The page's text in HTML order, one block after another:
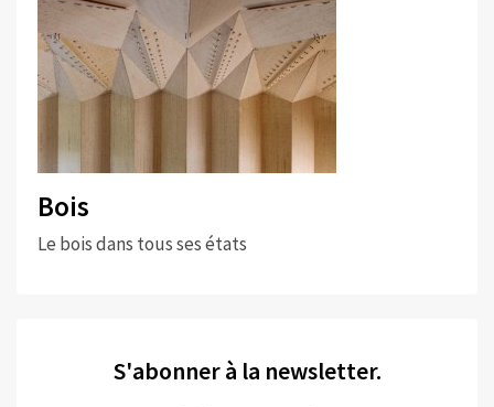
Bois
Le bois dans tous ses états
S'abonner à la newsletter.